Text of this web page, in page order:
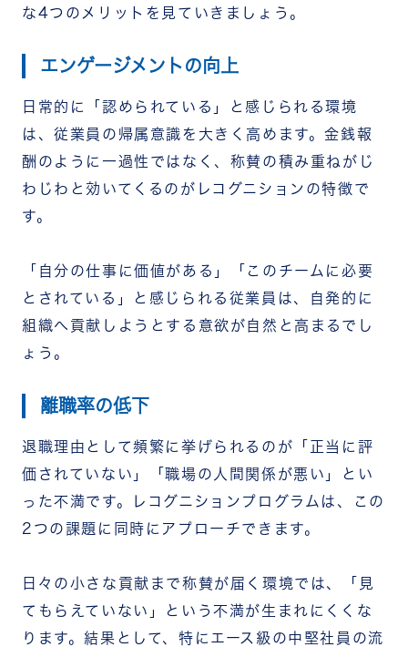
な4つのメリットを見ていきましょう。
エンゲージメントの向上
日常的に「認められている」と感じられる環境
は、従業員の帰属意識を大きく高めます。金銭報
酬のように一過性ではなく、称賛の積み重ねがじ
わじわと効いてくるのがレコグニションの特徴で
す。
「自分の仕事に価値がある」「このチームに必要
とされている」と感じられる従業員は、自発的に
組織へ貢献しようとする意欲が自然と高まるでし
ょう。
離職率の低下
退職理由として頻繁に挙げられるのが「正当に評
価されていない」「職場の人間関係が悪い」とい
った不満です。レコグニションプログラムは、この
2つの課題に同時にアプローチできます。
日々の小さな貢献まで称賛が届く環境では、「見
てもらえていない」という不満が生まれにくくな
ります。結果として、特にエース級の中堅社員の流